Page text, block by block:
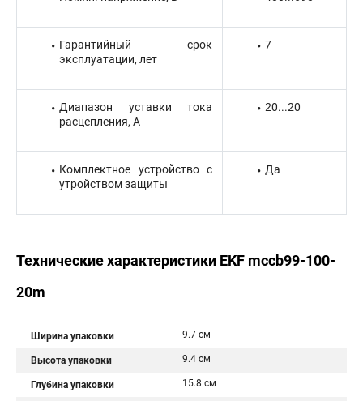
Гарантийный срок
эксплуатации, лет
7
Диапазон уставки тока
расцепления, А
20...20
Комплектное устройство с
утройством защиты
Да
Технические характеристики EKF mccb99-100-
20m
Ширина упаковки 9.7 см
Высота упаковки 9.4 см
Глубина упаковки 15.8 см